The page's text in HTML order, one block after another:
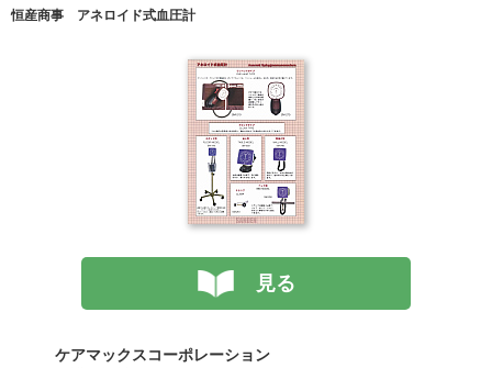
恒産商事 アネロイド式血圧計
見る
ケアマックスコーポレーション